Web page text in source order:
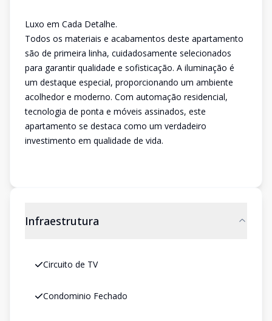
Luxo em Cada Detalhe.
Todos os materiais e acabamentos deste apartamento
são de primeira linha, cuidadosamente selecionados
para garantir qualidade e sofisticação. A iluminação é
um destaque especial, proporcionando um ambiente
acolhedor e moderno. Com automação residencial,
tecnologia de ponta e móveis assinados, este
apartamento se destaca como um verdadeiro
investimento em qualidade de vida.
Infraestrutura
Circuito de TV
Condominio Fechado